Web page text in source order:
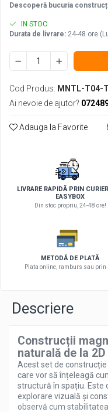
Descoperă bucuria
IN STOC
Durata de livrare: 24-48 ore
Cod Produs: MNTL-T04-
Ai nevoie de ajutor?
Adauga la Favorite
LIVRARE RAPIDĂ PRIN
EASYBOX
Din stoc propriu, 24-48 ore!
METODĂ DE PLATĂ
Plata online, ramburs sau prin
Descriere
Construcții
naturală de la 2D
Acest set de
care vor să înțeleagă
structură în spațiu. Este
explorare vizuală și
observă cum